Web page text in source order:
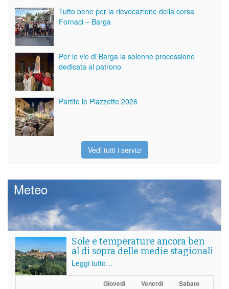
Tutto bene per la rievocazione della corsa
Fornaci – Barga
Per le vie di Barga la solenne processione
dedicata al patrono
Partite le Piazzette 2026
Vedi tutti i servizi
Meteo
Sole e temperature ancora ben
al di sopra delle medie stagionali
Leggi tutto…
Giovedì Venerdì Sabato